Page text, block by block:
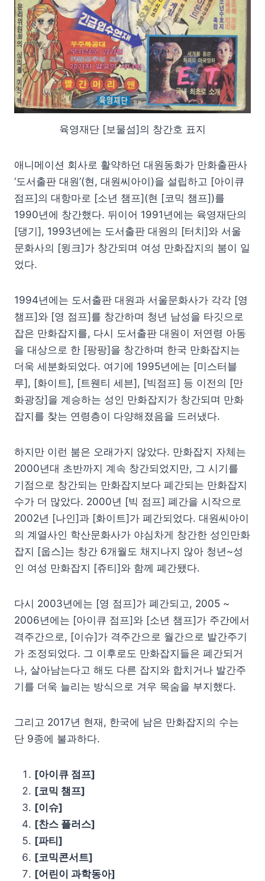
육영재단 [보물섬]의 창간호 표지
애니메이션 회사로 활약하던 대원동화가 만화출판사
‘도서출판 대원’(현, 대원씨아이)을 설립하고 [아이큐
점프]의 대항마로 [소년 챔프](현 [코믹 챔프])를
1990년에 창간했다. 뒤이어 1991년에는 육영재단의
[댕기], 1993년에는 도서출판 대원의 [터치]와 서울
문화사의 [윙크]가 창간되며 여성 만화잡지의 붐이 일
었다.
1994년에는 도서출판 대원과 서울문화사가 각각 [영
챔프]와 [영 점프]를 창간하며 청년 남성을 타깃으로
잡은 만화잡지를, 다시 도서출판 대원이 저연령 아동
을 대상으로 한 [팡팡]을 창간하며 한국 만화잡지는
더욱 세분화되었다. 여기에 1995년에는 [미스터블
루], [화이트], [트웬티 세븐], [빅점프] 등 이전의 [만
화광장]을 계승하는 성인 만화잡지가 창간되며 만화
잡지를 찾는 연령층이 다양해졌음을 드러냈다.
하지만 이런 붐은 오래가지 않았다. 만화잡지 자체는
2000년대 초반까지 계속 창간되었지만, 그 시기를
기점으로 창간되는 만화잡지보다 폐간되는 만화잡지
수가 더 많았다. 2000년 [빅 점프] 폐간을 시작으로
2002년 [나인]과 [화이트]가 폐간되었다. 대원씨아이
의 계열사인 학산문화사가 야심차게 창간한 성인만화
잡지 [웁스]는 창간 6개월도 채지나지 않아 청년~성
인 여성 만화잡지 [쥬티]와 함께 폐간됐다.
다시 2003년에는 [영 점프]가 폐간되고, 2005 ~
2006년에는 [아이큐 점프]와 [소년 챔프]가 주간에서
격주간으로, [이슈]가 격주간으로 월간으로 발간주기
가 조정되었다. 그 이후로도 만화잡지들은 폐간되거
나, 살아남는다고 해도 다른 잡지와 합치거나 발간주
기를 더욱 늘리는 방식으로 겨우 목숨을 부지했다.
그리고 2017년 현재, 한국에 남은 만화잡지의 수는
단 9종에 불과하다.
[아이큐 점프]
[코믹 챔프]
[이슈]
[찬스 플러스]
[파티]
[코믹콘서트]
[어린이 과학동아]